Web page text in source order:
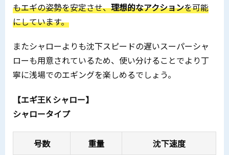
もエギの姿勢を安定させ、理想的なアクションを可能
にしています。
またシャローよりも沈下スピードの遅いスーパーシャ
ローも用意されているため、使い分けることでより丁
寧に浅場でのエギングを楽しめるでしょう。
【エギ王K シャロー】
シャロータイプ
号数 重量
沈下速度